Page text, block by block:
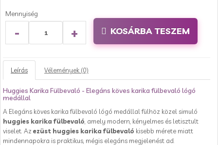
Mennyiség
- + KOSÁRBA TESZEM
Leírás Vélemények (0)
Huggies Karika Fülbevaló - Elegáns köves karika fülbevaló lógó
medállal
A Elegáns köves karika fülbevaló lógó medállal fülhöz közel simuló
huggies karika fülbevaló , amely modern, kényelmes és letisztult
viselet. Az ezüst huggies karika fülbevaló kisebb mérete miatt
mindennapokra is praktikus, mégis elegáns megjelenést ad.